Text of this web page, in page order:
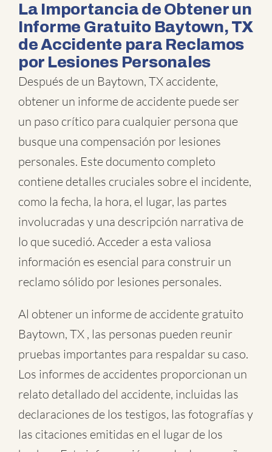
La Importancia de Obtener un
Informe Gratuito Baytown, TX
de Accidente para Reclamos
por Lesiones Personales
Después de un Baytown, TX accidente,
obtener un informe de accidente puede ser
un paso crítico para cualquier persona que
busque una compensación por lesiones
personales. Este documento completo
contiene detalles cruciales sobre el incidente,
como la fecha, la hora, el lugar, las partes
involucradas y una descripción narrativa de
lo que sucedió. Acceder a esta valiosa
información es esencial para construir un
reclamo sólido por lesiones personales.
Al obtener un informe de accidente gratuito
Baytown, TX , las personas pueden reunir
pruebas importantes para respaldar su caso.
Los informes de accidentes proporcionan un
relato detallado del accidente, incluidas las
declaraciones de los testigos, las fotografías y
las citaciones emitidas en el lugar de los